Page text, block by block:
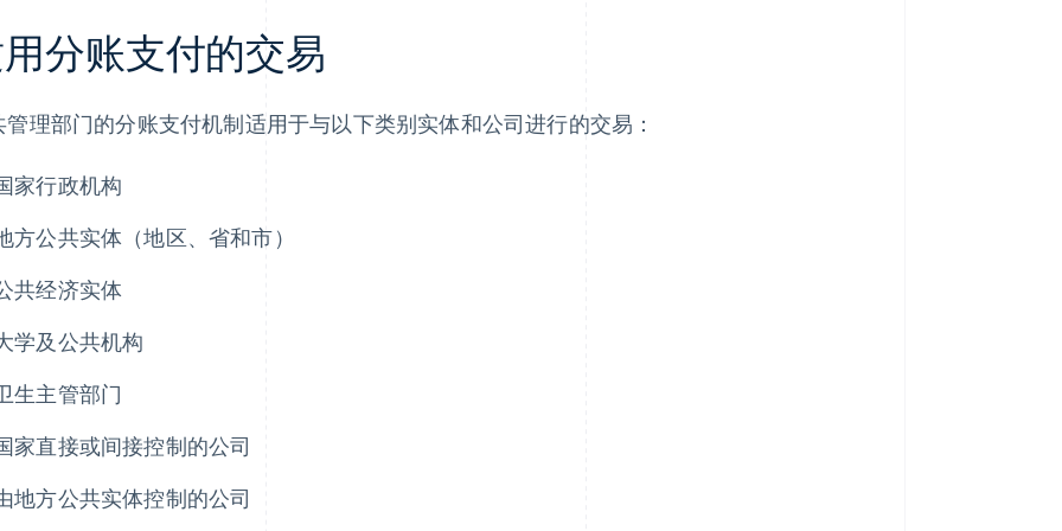
分账支付的交易
管理部门的分账支付机制适用于与以下类别实体和公司进行的交易：
家行政机构
方公共实体（地区、省和市）
共经济实体
学及公共机构
生主管部门
家直接或间接控制的公司
地方公共实体控制的公司